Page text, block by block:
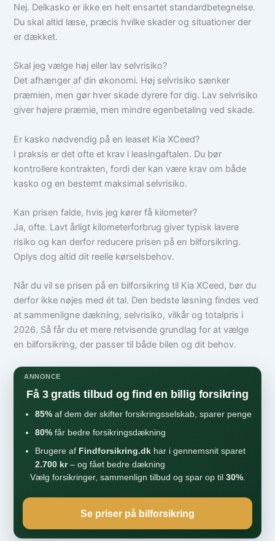
Nej. Delkasko er ikke en helt ensartet standardbetegnelse.
Du skal altid læse, præcis hvilke skader og situationer der
er dækket.
Skal jeg vælge høj eller lav selvrisiko?
Det afhænger af din økonomi. Høj selvrisiko sænker
præmien, men gør hver skade dyrere for dig. Lav selvrisiko
giver højere præmie, men mindre egenbetaling ved skade.
Er kasko nødvendig på en leaset Kia XCeed?
I praksis er det ofte et krav i leasingaftalen. Du bør
kontrollere kontrakten, fordi der kan være krav om både
kasko og en bestemt maksimal selvrisiko.
Kan prisen falde, hvis jeg kører få kilometer?
Ja, ofte. Lavt årligt kilometerforbrug giver typisk lavere
risiko og kan derfor reducere prisen på en bilforsikring.
Oplys dog altid dit reelle kørselsbehov.
Når du vil se prisen på en bilforsikring til Kia XCeed, bør du
derfor ikke nøjes med ét tal. Den bedste løsning findes ved
at sammenligne dækning, selvrisiko, vilkår og totalpris i
2026. Så får du et mere retvisende grundlag for at vælge
en bilforsikring, der passer til både bilen og dit behov.
ANNONCE
Få 3 gratis tilbud og find en billig forsikring
85% af dem der skifter forsikringsselskab, sparer penge
80% får bedre forsikringsdækning
Brugere af Findforsikring.dk har i gennemsnit sparet
2.700 kr– og fået bedre dækning
Vælg forsikringer, sammenlign tilbud og spar op til 30%.
Se priser på bilforsikring